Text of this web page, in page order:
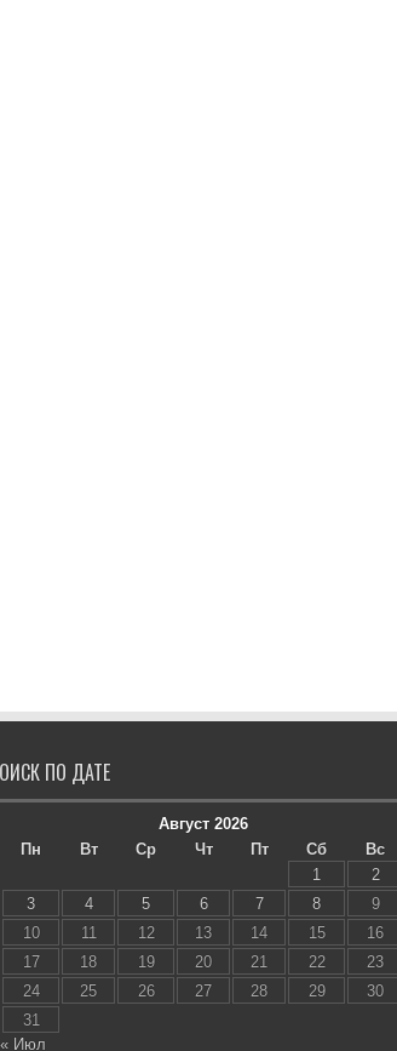
ПО ДАТЕ
Август 2026
Пн
Вт Ср Чт Пт Сб
Вс
1
2
3
4 5 6 7 8
9
10
11 12 13 14 15
16
17
18 19 20 21 22
23
24
25 26 27 28 29
30
31
« Июл